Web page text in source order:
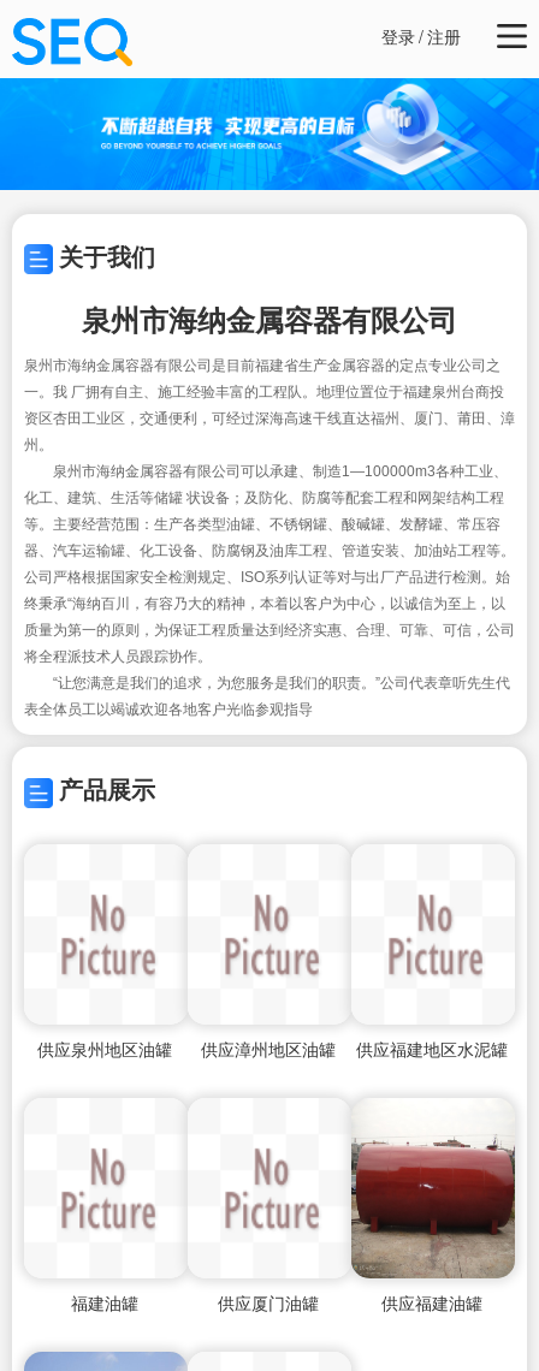
登录/注册
关于我们
泉州市海纳金属容器有限公司
泉州市海纳金属容器有限公司是目前福建省生产金属容器的定点专业公司之
一。我 厂拥有自主、施工经验丰富的工程队。地理位置位于福建泉州台商投
资区杏田工业区，交通便利，可经过深海高速干线直达福州、厦门、莆田、漳
州。
泉州市海纳金属容器有限公司可以承建、制造1—100000m3各种工业、
化工、建筑、生活等储罐 状设备；及防化、防腐等配套工程和网架结构工程
等。主要经营范围：生产各类型油罐、不锈钢罐、酸碱罐、发酵罐、常压容
器、汽车运输罐、化工设备、防腐钢及油库工程、管道安装、加油站工程等。
公司严格根据国家安全检测规定、ISO系列认证等对与出厂产品进行检测。始
终秉承“海纳百川，有容乃大的精神，本着以客户为中心，以诚信为至上，以
质量为第一的原则，为保证工程质量达到经济实惠、合理、可靠、可信，公司
将全程派技术人员跟踪协作。
“让您满意是我们的追求，为您服务是我们的职责。”公司代表章听先生代
表全体员工以竭诚欢迎各地客户光临参观指导
产品展示
供应泉州地区油罐 供应漳州地区油罐 供应福建地区水泥罐
福建油罐 供应厦门油罐 供应福建油罐